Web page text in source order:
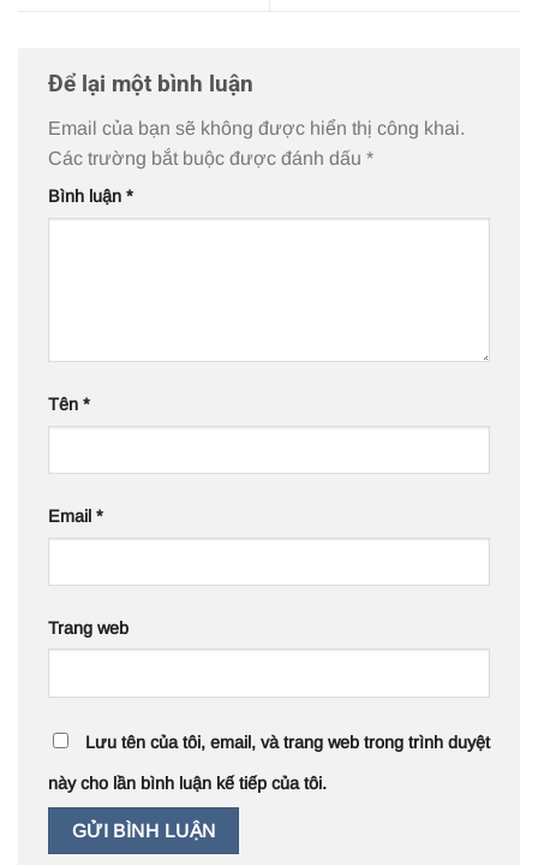
Để lại một bình luận
Email của bạn sẽ không được hiển thị công khai.
Các trường bắt buộc được đánh dấu *
Bình luận *
Tên *
Email *
Trang web
Lưu tên của tôi, email, và trang web trong trình duyệt
này cho lần bình luận kế tiếp của tôi.